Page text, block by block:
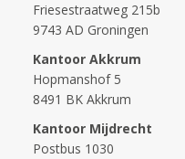
Friesestraatweg 215b
9743 AD Groningen
Kantoor Akkrum
Hopmanshof 5
8491 BK Akkrum
Kantoor Mijdrecht
Postbus 1030